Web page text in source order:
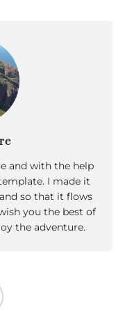
and with the help
I made it
so that it flows
you the best of
the adventure.